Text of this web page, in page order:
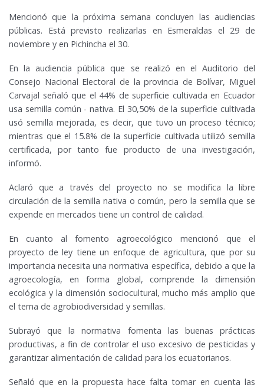
Mencionó que la próxima semana concluyen las audiencias
públicas. Está previsto realizarlas en Esmeraldas el 29 de
noviembre y en Pichincha el 30.
En la audiencia pública que se realizó en el Auditorio del
Consejo Nacional Electoral de la provincia de Bolívar, Miguel
Carvajal señaló que el 44% de superficie cultivada en Ecuador
usa semilla común - nativa. El 30,50% de la superficie cultivada
usó semilla mejorada, es decir, que tuvo un proceso técnico;
mientras que el 15.8% de la superficie cultivada utilizó semilla
certificada, por tanto fue producto de una investigación,
informó.
Aclaró que a través del proyecto no se modifica la libre
circulación de la semilla nativa o común, pero la semilla que se
expende en mercados tiene un control de calidad.
En cuanto al fomento agroecológico mencionó que el
proyecto de ley tiene un enfoque de agricultura, que por su
importancia necesita una normativa específica, debido a que la
agroecología, en forma global, comprende la dimensión
ecológica y la dimensión sociocultural, mucho más amplio que
el tema de agrobiodiversidad y semillas.
Subrayó que la normativa fomenta las buenas prácticas
productivas, a fin de controlar el uso excesivo de pesticidas y
garantizar alimentación de calidad para los ecuatorianos.
Señaló que en la propuesta hace falta tomar en cuenta las